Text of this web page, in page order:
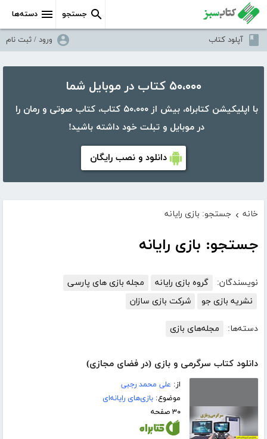
دسته‌ها جستجو
آپلود کتاب ورود / ثبت نام
۵۰،۰۰۰ کتاب در موبایل شما
با اپلیکیشن کتابراه، بیش از ۵۰،۰۰۰ کتاب، کتاب صوتی و رمان را
در موبایل و تبلت خود داشته باشید!
دانلود و نصب رایگان
خانه › جستجو: بازی رایانه
جستجو: بازی رایانه
نویسندگان: گروه بازی رایانه
مجله بازی های پارسی
نشریه بازی جو
شرکت بازی سازان
دسته‌ها: مجله‌های بازی
دانلود کتاب سرگرمی و بازی (در فضای مجازی)
از: علی محمد رجبی
موضوع:بازی‌های رایانه‌ای
۳۰ صفحه